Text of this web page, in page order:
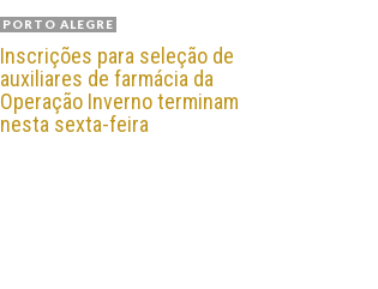
PORTO ALEGRE
Inscrições para seleção de
auxiliares de farmácia da
Operação Inverno terminam
nesta sexta-feira